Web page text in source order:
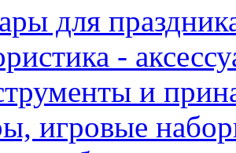
для
-
и
игровые